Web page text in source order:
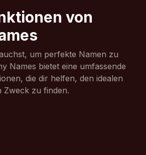
von
um perfekte Namen zu
Names bietet eine umfassende
die dir helfen, den idealen
Zweck zu finden.